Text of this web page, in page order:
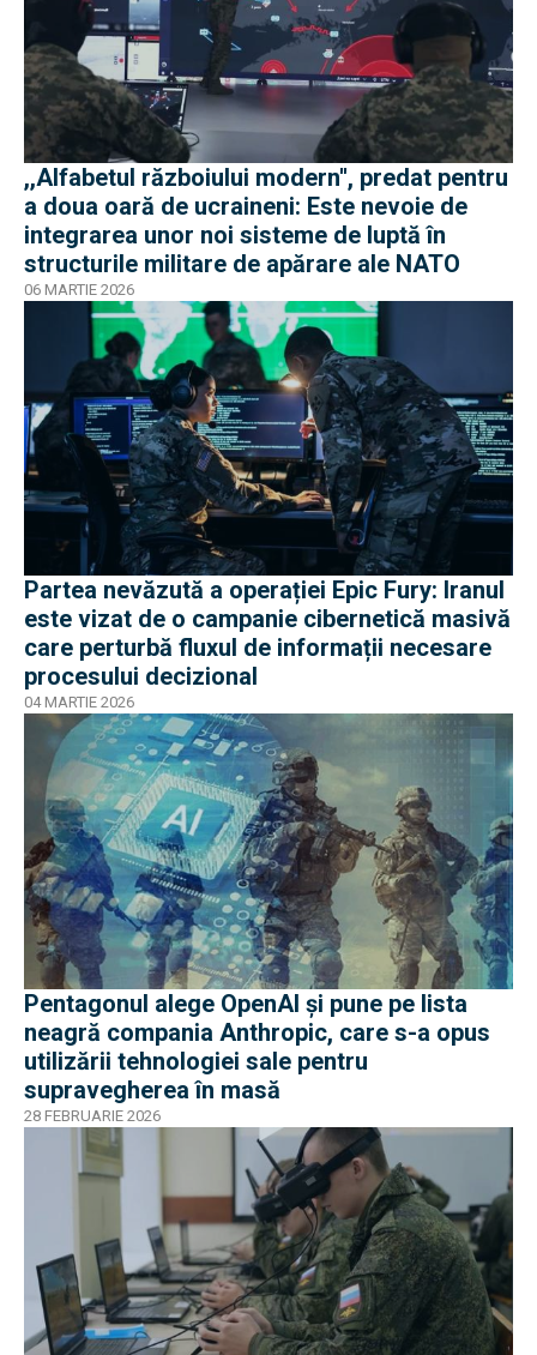
,,Alfabetul războiului modern'', predat pentru
a doua oară de ucraineni: Este nevoie de
integrarea unor noi sisteme de luptă în
structurile militare de apărare ale NATO
06 MARTIE 2026
Partea nevăzută a operației Epic Fury: Iranul
este vizat de o campanie cibernetică masivă
care perturbă fluxul de informații necesare
procesului decizional
04 MARTIE 2026
Pentagonul alege OpenAI și pune pe lista
neagră compania Anthropic, care s-a opus
utilizării tehnologiei sale pentru
supravegherea în masă
28 FEBRUARIE 2026